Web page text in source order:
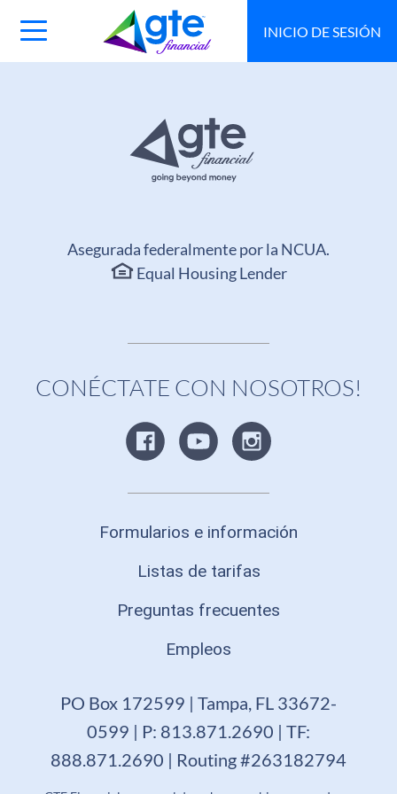
Main
Navigation
INICIO DE SESIÓN
Asegurada federalmente por la NCUA.
Equal Housing Lender
CONÉCTATE CON NOSOTROS!
Formularios e información
Listas de tarifas
Preguntas frecuentes
Empleos
PO Box 172599 | Tampa, FL 33672-
0599 | P: 813.871.2690 | TF:
888.871.2690 | Routing #263182794